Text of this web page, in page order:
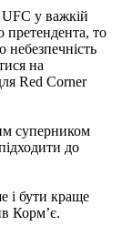
у важкій
претендента, то
небезпечність
на
Red Corner
суперником
до
і бути краще
Корм’є.